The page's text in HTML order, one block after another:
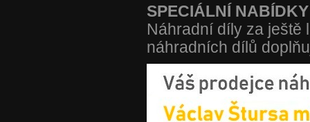
SPECIÁLNÍ NABÍDKY
Náhradní díly za ještě
náhradních dílů